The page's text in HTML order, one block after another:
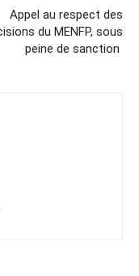
Appel au respect des
du MENFP, sous
peine de sanction